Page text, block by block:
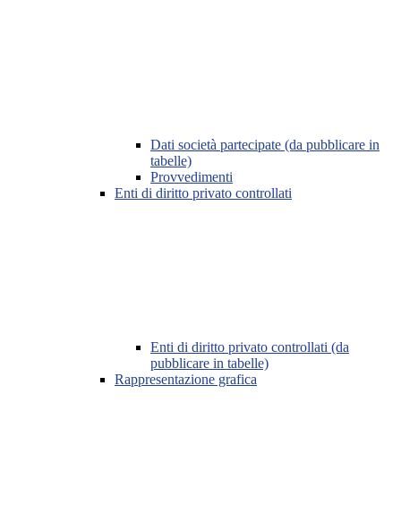
Dati società partecipate (da pubblicare in
tabelle)
Provvedimenti
Enti di diritto privato controllati
Enti di diritto privato controllati (da
pubblicare in tabelle)
Rappresentazione grafica